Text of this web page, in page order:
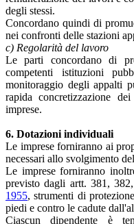
degli stessi.
Concordano quindi di
nei confronti delle stazioni
c) Regolarità del lavoro
Le parti concordano di
competenti istituzioni
monitoraggio degli appalti
rapida concretizzazione
imprese.
6. Dotazioni individuali
Le imprese forniranno ai
necessari allo svolgimento
Le imprese forniranno
previsto dagli artt. 381,
1955, strumenti di
piedi e contro le cadute
Ciascun dipendente è